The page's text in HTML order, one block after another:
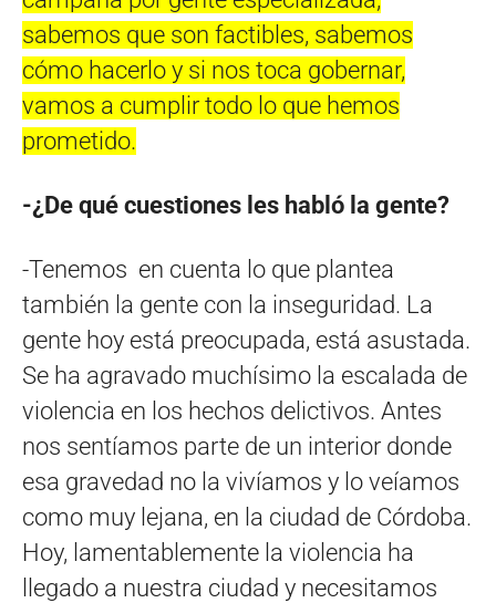
sabemos que son factibles, sabemos
cómo hacerlo y si nos toca gobernar,
vamos a cumplir todo lo que hemos
prometido.
-¿De qué cuestiones les habló la gente?
-Tenemos en cuenta lo que plantea
también la gente con la inseguridad. La
gente hoy está preocupada, está asustada.
Se ha agravado muchísimo la escalada de
violencia en los hechos delictivos. Antes
nos sentíamos parte de un interior donde
esa gravedad no la vivíamos y lo veíamos
como muy lejana, en la ciudad de Córdoba.
Hoy, lamentablemente la violencia ha
llegado a nuestra ciudad y necesitamos